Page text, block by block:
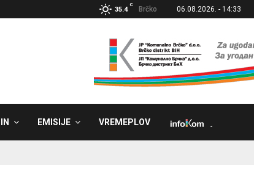
35.4
C
Brčko 06.08.2026. - 14:33
EMISIJE VREMEPLOV